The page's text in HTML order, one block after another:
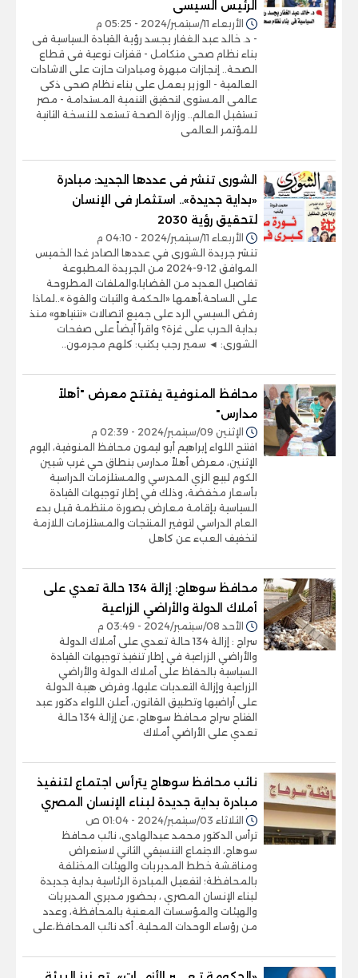
الرئيس السيسى
الأربعاء 11/سبتمبر/2024 - 05:25 م
- د. خالد عبد الغفار يجسد رؤية القيادة السياسية فى
بناء نظام صحى متكامل - قفزات نوعية فى قطاع
الصحة.. إنجازات مبهرة ومبادرات حازت على الاشادات
العالمية - الوزير يعمل على بناء نظام صحى ذكى
عالمى المستوى لتحقيق التنمية المستدامة - مصر
تستقبل العالم.. وزارة الصحة تستعد للنسخة الثانية
للمؤتمر العالمى
الشورى تنشر فى عددها الجديد: مبادرة
«بداية جديدة».. استثمار فى الإنسان
لتحقيق رؤية 2030
الأربعاء 11/سبتمبر/2024 - 04:10 م
تنشر جريدة الشورى في عددها الصادر غدا الخميس
الموافق 12-9-2024 من الجريدة المطبوعة
تفاصيل العديد من القضايا،والملفات المطروحة
على الساحة،أهمها «الحكمة والثبات والقوة »..لماذا
رفض السيسي الرد على جميع اتصالات «نتنياهو» منذ
بداية الحرب على غزة؟ واقرأ أيضاً على صفحات
الشورى: ◄ سمير رجب يكتب: كلهم مجرمون..
محافظ المنوفية يفتتح معرض "أهلاً
مدارس"
الإثنين 09/سبتمبر/2024 - 02:39 م
افتتح اللواء إبراهيم أبو ليمون محافظ المنوفية، اليوم
الإثنين، معرض أهلاً مدارس بنطاق حي غرب شبين
الكوم لبيع الزي المدرسي والمستلزمات الدراسية
بأسعار مخفضة، وذلك في إطار توجيهات القيادة
السياسية بإقامة معارض بصورة منتظمة قبل بدء
العام الدراسي لتوفير المنتجات والمستلزمات اللازمة
لتخفيف العبء عن كاهل
محافظ سوهاج: إزالة 134 حالة تعدي على
أملاك الدولة والأراضي الزراعية
الأحد 08/سبتمبر/2024 - 03:49 م
سراج : إزالة 134 حالة تعدي على أملاك الدولة
والأراضي الزراعية في إطار تنفيذ توجيهات القيادة
السياسية بالحفاظ على أملاك الدولة والأراضي
الزراعية وإزالة التعديات عليها، وفرض هيبة الدولة
على أراضيها وتطبيق القانون، أعلن اللواء دكتور عبد
الفتاح سراج محافظ سوهاج، عن إزالة 134 حالة
تعدي على الأراضي أملاك
نائب محافظ سوهاج يترأس اجتماع لتنفيذ
مبادرة بداية جديدة لبناء الإنسان المصري
الثلاثاء 03/سبتمبر/2024 - 01:04 ص
ترأس الدكتور محمد عبدالهادى، نائب محافظ
سوهاج، الاجتماع التنسيقي الثاني لاستعراض
ومناقشة خطط المديريات والهيئات المختلفة
بالمحافظة؛ لتفعيل المبادرة الرئاسية بداية جديدة
لبناء الإنسان المصري ، بحضور مديري المديريات
والهيئات والمؤسسات المعنية بالمحافظة، وعدد
من رؤساء الوحدات المحلية. أكد نائب المحافظ،على